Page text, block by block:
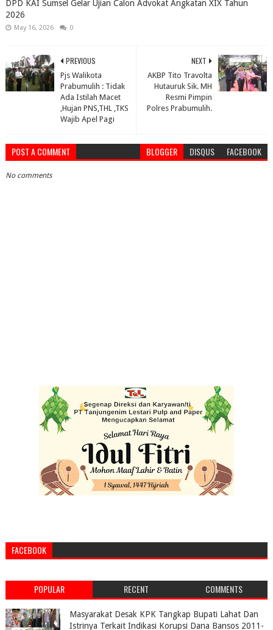
DPD KAI Sumsel Gelar Ujian Calon Advokat Angkatan XIX Tahun
2026
May 16, 2026 0
NEXT
AKBP Tito Travolta
Hutauruk Sik. MH
Resmi Pimpin
Polres Prabumulih.
PREVIOUS
Pjs Walikota
Prabumulih : Tidak
Ada Istilah Macet
,Hujan PNS,THL ,TKS
Wajib Apel Pagi
POST A COMMENT BLOGGER DISQUS FACEBOOK
No comments
FACEBOOK
POPULAR RECENT COMMENTS
Masyarakat Desak KPK Tangkap Bupati Lahat Dan
Istrinya Terkait Indikasi Korupsi Dana Bansos 2011-